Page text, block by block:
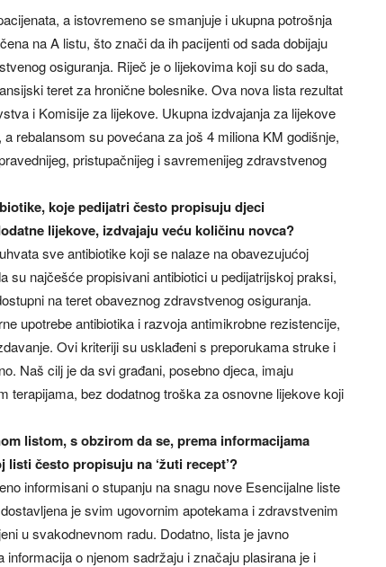
a istovremeno se smanjuje i ukupna potrošnja
na A listu, što znači da ih pacijenti od sada dobijaju
osiguranja. Riječ je o lijekovima koji su do sada,
teret za hronične bolesnike. Ova nova lista rezultat
i Komisije za lijekove. Ukupna izdvajanja za lijekove
rebalansom su povećana za još 4 miliona KM godišnje,
pristupačnijeg i savremenijeg zdravstvenog
koje pedijatri često propisuju djeci
lijekove, izdvajaju veću količinu novca?
sve antibiotike koji se nalaze na obavezujućoj
su najčešće propisivani antibiotici u pedijatrijskoj praksi,
na teret obaveznog zdravstvenog osiguranja.
upotrebe antibiotika i razvoja antimikrobne rezistencije,
Ovi kriteriji su usklađeni s preporukama struke i
Naš cilj je da svi građani, posebno djeca, imaju
terapijama, bez dodatnog troška za osnovne lijekove koji
listom, s obzirom da se, prema informacijama
često propisuju na ‘žuti recept’?
informisani o stupanju na snagu nove Esencijalne liste
je svim ugovornim apotekama i zdravstvenim
u svakodnevnom radu. Dodatno, lista je javno
o njenom sadržaju i značaju plasirana je i